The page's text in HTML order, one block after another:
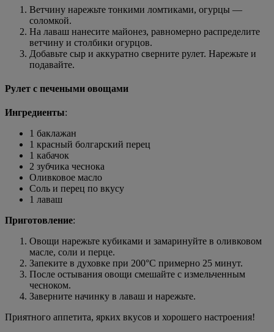
Ветчину нарежьте тонкими ломтиками, огурцы —
соломкой.
На лаваш нанесите майонез, равномерно распределите
ветчину и столбики огурцов.
Добавьте сыр и аккуратно сверните рулет. Нарежьте и
подавайте.
Рулет с печеными овощами
Ингредиенты:
1 баклажан
1 красный болгарский перец
1 кабачок
2 зубчика чеснока
Оливковое масло
Соль и перец по вкусу
1 лаваш
Приготовление:
Овощи нарежьте кубиками и замаринуйте в оливковом
масле, соли и перце.
Запеките в духовке при 200°C примерно 25 минут.
После остывания овощи смешайте с измельченным
чесноком.
Заверните начинку в лаваш и нарежьте.
Приятного аппетита, ярких вкусов и хорошего настроения!